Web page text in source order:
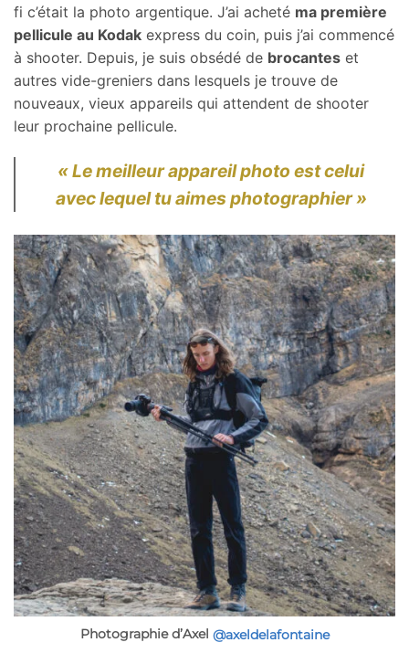
fi c’était la photo argentique. J’ai acheté ma première
pellicule au Kodak express du coin, puis j’ai commencé
à shooter. Depuis, je suis obsédé de brocantes et
autres vide-greniers dans lesquels je trouve de
nouveaux, vieux appareils qui attendent de shooter
leur prochaine pellicule.
« Le meilleur appareil photo est celui
avec lequel tu aimes photographier »
Photographie d’Axel @axeldelafontaine